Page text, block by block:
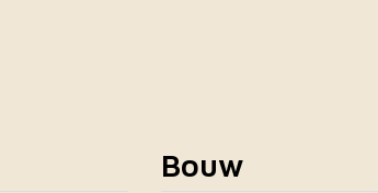
Bouw